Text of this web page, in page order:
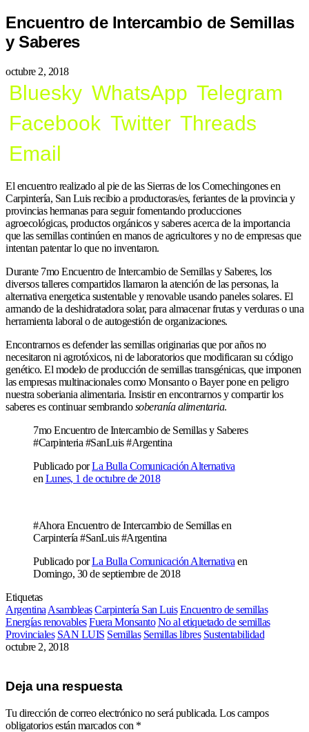
Encuentro de Intercambio de Semillas
y Saberes
octubre 2, 2018
Bluesky WhatsApp Telegram
Facebook Twitter Threads
Email
El encuentro realizado al pie de las Sierras de los Comechingones en
Carpintería, San Luis recibio a productoras/es, feriantes de la provincia y
provincias hermanas para seguir fomentando producciones
agroecológicas, productos orgánicos y saberes acerca de la importancia
que las semillas continúen en manos de agricultores y no de empresas que
intentan patentar lo que no inventaron.
Durante 7mo Encuentro de Intercambio de Semillas y Saberes, los
diversos talleres compartidos llamaron la atención de las personas, la
alternativa energetica sustentable y renovable usando paneles solares. El
armando de la deshidratadora solar, para almacenar frutas y verduras o una
herramienta laboral o de autogestión de organizaciones.
Encontrarnos es defender las semillas originarias que por años no
necesitaron ni agrotóxicos, ni de laboratorios que modificaran su código
genético. El modelo de producción de semillas transgénicas, que imponen
las empresas multinacionales como Monsanto o Bayer pone en peligro
nuestra soberiania alimentaria. Insistir en encontrarnos y compartir los
saberes es continuar sembrandosoberanía alimentaria.
7mo Encuentro de Intercambio de Semillas y Saberes
#Carpinteria #SanLuis #Argentina
Publicado porLa Bulla Comunicación Alternativa
en Lunes, 1 de octubre de 2018
#Ahora Encuentro de Intercambio de Semillas en
Carpintería #SanLuis #Argentina
Publicado porLa Bulla Comunicación Alternativa en
Domingo, 30 de septiembre de 2018
Etiquetas
Argentina Asambleas Carpintería San Luis Encuentro de semillas
Energías renovables Fuera Monsanto No al etiquetado de semillas
Provinciales SAN LUIS Semillas Semillas libres Sustentabilidad
octubre 2, 2018
Deja una respuesta
Tu dirección de correo electrónico no será publicada. Los campos
obligatorios están marcados con *